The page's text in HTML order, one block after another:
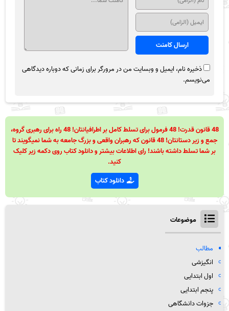
ذخیره نام، ایمیل و وبسایت من در مرورگر برای زمانی که دوباره دیدگاهی
می‌نویسم.
48 قانون قدرت! 48 فرمول برای تسلط کامل بر اطرافیانتان! 48 راه برای رهبری گروه،
جمع و زیر دستانتان! 48 قانون که رهبران واقعی و بزرگ جامعه به شما نمیگویند تا
بر شما تسلط داشته باشند! رای اطلاعات بیشتر و دانلود کتاب روی دکمه زیر کلیک
کنید.
دانلود کتاب
موضوعات
مطالب
انگیزشی
اول ابتدایی
پنجم ابتدایی
جزوات دانشگاهی